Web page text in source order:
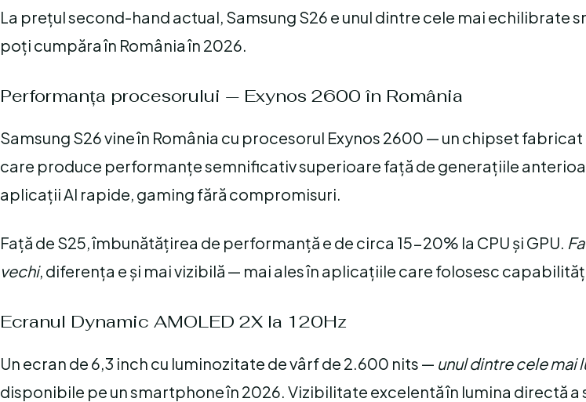
La prețul second-hand actual, Samsung S26 e unul dintre cele mai echilibrate
poți cumpăra în România în 2026.
Performanța procesorului — Exynos 2600 în România
Samsung S26 vine în România cu procesorul Exynos 2600 — un chipset
care produce performanțe semnificativ superioare față de generațiile
aplicații AI rapide, gaming fără compromisuri.
Față de S25, îmbunătățirea de performanță e de circa 15-20% la CPU și GPU.
vechi, diferența e și mai vizibilă — mai ales în aplicațiile care folosesc
Ecranul Dynamic AMOLED 2X la 120Hz
Un ecran de 6,3 inch cu luminozitate de vârf de 2.600 nits — unul dintre cele mai
disponibile pe un smartphone în 2026. Vizibilitate excelentă în lumina directă a